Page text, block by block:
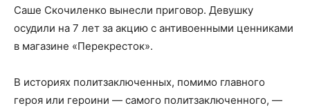
Саше Скочиленко вынесли приговор. Девушку
осудили на 7 лет за акцию с антивоенными ценниками
в магазине «Перекресток».
В историях политзаключенных, помимо главного
героя или героини — самого политзаключенного, —